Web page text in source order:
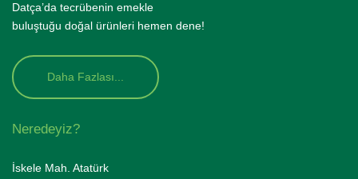
Datça’da tecrübenin emekle
buluştuğu doğal ürünleri hemen dene!
Daha Fazlası...
Neredeyiz?
İskele Mah. Atatürk